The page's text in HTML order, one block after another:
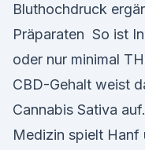
Bluthochdruck
Präparaten So ist
oder nur minimal
CBD-Gehalt weist
Cannabis Sativa
Medizin spielt Hanf